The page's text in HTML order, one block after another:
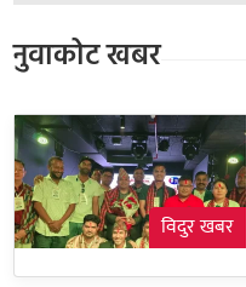
नुवाकोट खबर
विदुर खबर